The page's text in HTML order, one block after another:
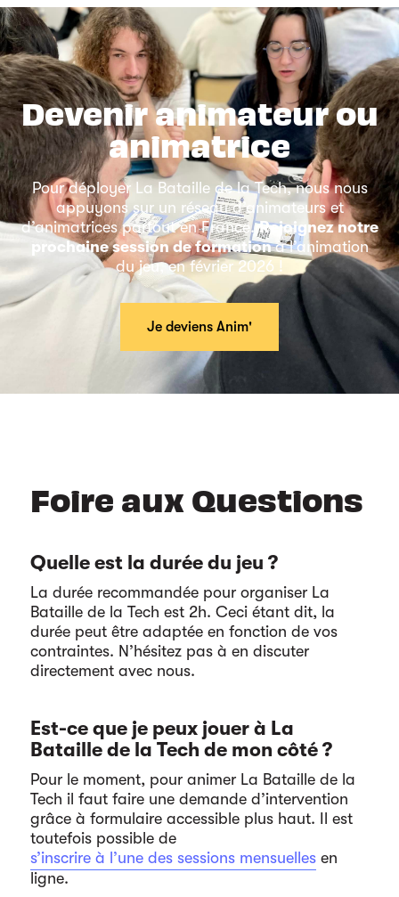
Devenir animateur ou
animatrice
Pour déployer La Bataille de la Tech, nous nous
appuyons sur un réseau d’animateurs et
d’animatrices partout en France.Rejoignez notre
prochaine session de formationà l’animation
du jeu, en février 2026 !
Je deviens Anim'
Foire aux Questions
Quelle est la durée du jeu ?
La durée recommandée pour organiser La
Bataille de la Tech est 2h. Ceci étant dit, la
durée peut être adaptée en fonction de vos
contraintes. N’hésitez pas à en discuter
directement avec nous.
Est-ce que je peux jouer à La
Bataille de la Tech de mon côté ?
Pour le moment, pour animer La Bataille de la
Tech il faut faire une demande d’intervention
grâce à formulaire accessible plus haut. Il est
toutefois possible de
s’inscrire à l’une des sessions mensuellesen
ligne.